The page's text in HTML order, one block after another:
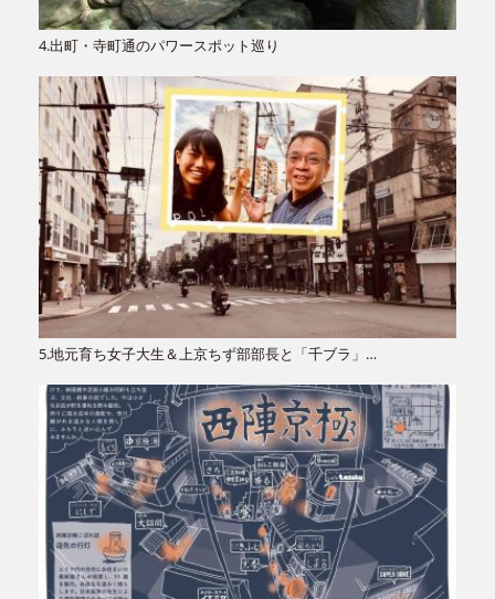
4.出町・寺町通のパワースポット巡り
5.地元育ち女子大生＆上京ちず部部長と「千ブラ」…